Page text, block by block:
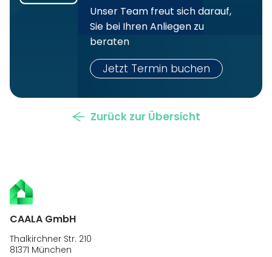
Unser Team freut sich darauf,
Sie bei Ihren Anliegen zu
beraten
Jetzt Termin buchen
Zurück zur Übersicht
CAALA GmbH
Thalkirchner Str. 210
81371 München